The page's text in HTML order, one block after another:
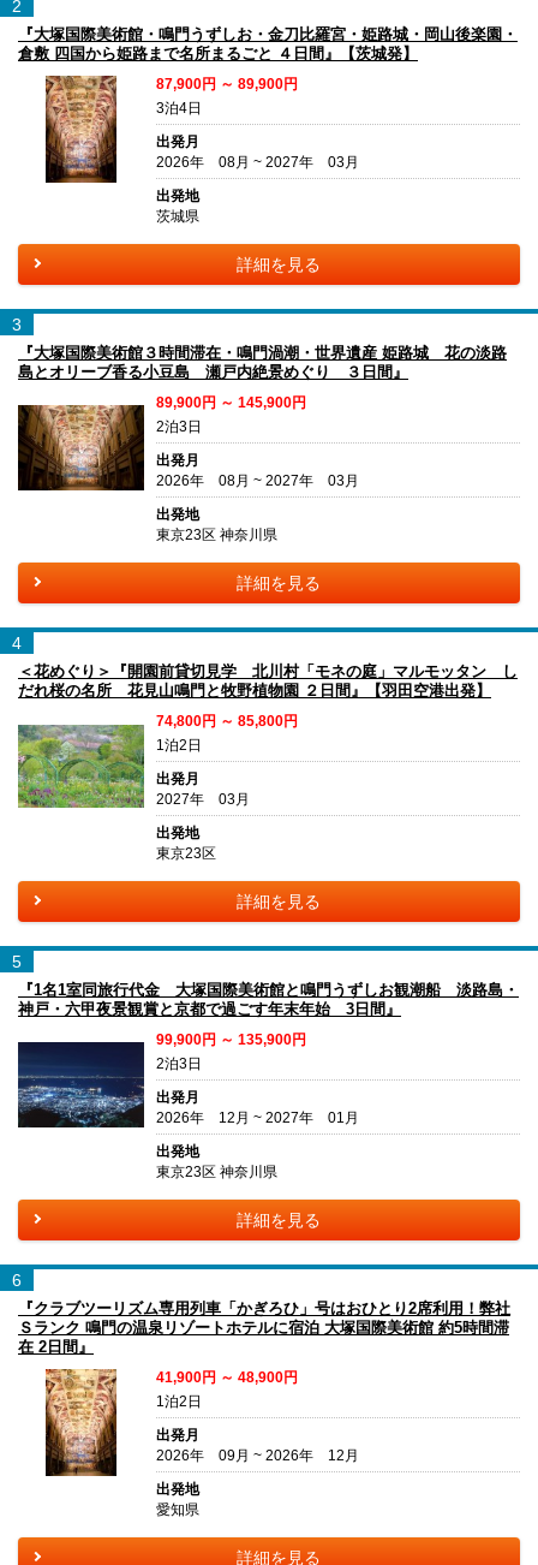
2
『大塚国際美術館・鳴門うずしお・金刀比羅宮・姫路城・岡山後楽園・
倉敷 四国から姫路まで名所まるごと ４日間』【茨城発】
87,900円 ～ 89,900円
3泊4日
出発月
2026年 08月 ~ 2027年 03月
出発地
茨城県
詳細を見る
3
『大塚国際美術館３時間滞在・鳴門渦潮・世界遺産 姫路城 花の淡路
島とオリーブ香る小豆島 瀬戸内絶景めぐり ３日間』
89,900円 ～ 145,900円
2泊3日
出発月
2026年 08月 ~ 2027年 03月
出発地
東京23区 神奈川県
詳細を見る
4
＜花めぐり＞『開園前貸切見学 北川村「モネの庭」マルモッタン し
だれ桜の名所 花見山鳴門と牧野植物園 ２日間』【羽田空港出発】
74,800円 ～ 85,800円
1泊2日
出発月
2027年 03月
出発地
東京23区
詳細を見る
5
『1名1室同旅行代金 大塚国際美術館と鳴門うずしお観潮船 淡路島・
神戸・六甲夜景観賞と京都で過ごす年末年始 3日間』
99,900円 ～ 135,900円
2泊3日
出発月
2026年 12月 ~ 2027年 01月
出発地
東京23区 神奈川県
詳細を見る
6
『クラブツーリズム専用列車「かぎろひ」号はおひとり2席利用！弊社
Ｓランク 鳴門の温泉リゾートホテルに宿泊 大塚国際美術館 約5時間滞
在 2日間』
41,900円 ～ 48,900円
1泊2日
出発月
2026年 09月 ~ 2026年 12月
出発地
愛知県
詳細を見る